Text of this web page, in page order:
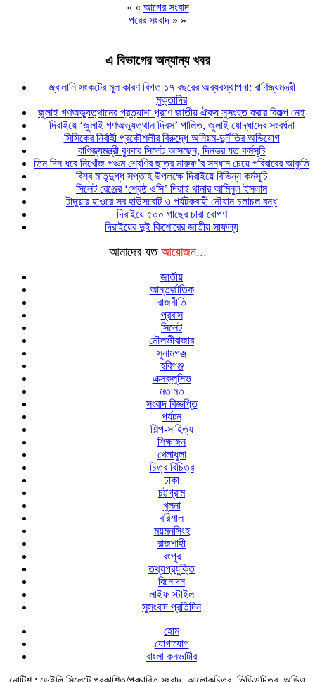
« « আগের সংবাদ
পরের সংবাদ » »
এ বিভাগের অন্যান্য খবর
জ্বালানি সংকটের মূল কারণ বিগত ১৭ বছরের অব্যবস্থাপনা: বাণিজ্যমন্ত্রী
মুক্তাদির
জুলাই গণঅভ্যুত্থানের প্রত্যাশা পূরণে জাতীয় ঐক্য সুসংহত করার বিকল্প নেই
দিরাইয়ে ‘জুলাই গণঅভ্যুত্থান দিবস’ পালিত, জুলাই যোদ্ধাদের সংবর্ধনা
সিসিকের নির্বাহী প্রকৌশলীর বিরুদ্ধে অনিয়ম-দুর্নীতির অভিযোগ
বাণিজ্যমন্ত্রী বুধবার সিলেট আসছেন, দিনভর যত কর্মসূচি
তিন দিন ধরে নিখোঁজ পঞ্চম শ্রেণির ছাত্র মারুফ’র সন্ধান চেয়ে পরিবারের আকুতি
বিশ্ব মাতৃদুগ্ধ সপ্তাহ উপলক্ষে দিরাইয়ে বিভিন্ন কর্মসূচি
সিলেট রেঞ্জের ‘শ্রেষ্ঠ ওসি’ দিরাই থানার আমিনুল ইসলাম
টাঙ্গুয়ার হাওরে সব হাউসবোট ও পর্যটকবাহী নৌযান চলাচল বন্ধ
দিরাইয়ে ৫০০ গাছের চারা রোপণ
দিরাইয়ের দুই কিশোরের জাতীয় সাফল্য
আমাদের যত আয়োজন...
জাতীয়
আন্তর্জাতিক
রাজনীতি
প্রবাস
সিলেট
মৌলভীবাজার
সুনামগঞ্জ
হবিগঞ্জ
এক্সক্লুসিভ
মতামত
সংবাদ বিজ্ঞপ্তি
পর্যটন
শিল্প-সাহিত্য
শিক্ষাঙ্গন
খেলাধুলা
চিত্র বিচিত্র
ঢাকা
চট্টগ্রাম
খুলনা
বরিশাল
ময়মনসিংহ
রাজশাহী
রংপুর
তথ্যপ্রযুক্তি
বিনোদন
লাইফ স্টাইল
সুসংবাদ প্রতিদিন
হোম
যোগাযোগ
বাংলা কনভার্টার